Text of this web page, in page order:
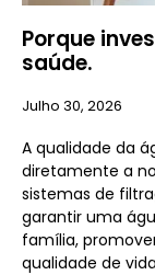
Porque
saúde.
Julho 30, 2026
A qualidade da
diretamente a
sistemas de
garantir uma
família,
qualidade de